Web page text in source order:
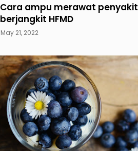
Cara ampu merawat penyakit
berjangkit HFMD
May 21, 2022